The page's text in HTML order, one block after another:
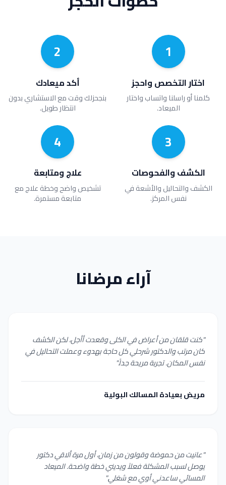
1
اختار التخصص واحجز
كلمنا أو راسلنا واتساب واختار
الميعاد.
2
أكد ميعادك
بنجحزلك وقت مع الاستشاري بدون
انتظار طويل.
3
الكشف والفحوصات
الكشف والتحاليل والأشعة في
نفس المركز.
4
علاج ومتابعة
تشخيص واضح وخطة علاج مع
متابعة مستمرة.
آراء مرضانا
"كنت قلقان من أعراض في الكلى وقعدت أأجل، لكن الكشف
كان مرتب والدكتور شرحلي كل حاجة بهدوء وعملت التحاليل في
نفس المكان. تجربة مريحة جداً."
مريض بعيادة المسالك البولية
"عانيت من حموضة وقولون من زمان، أول مرة ألاقي دكتور
يوصل لسبب المشكلة فعلاً ويديني خطة واضحة. الميعاد
المسائي ساعدني أوي مع شغلي."